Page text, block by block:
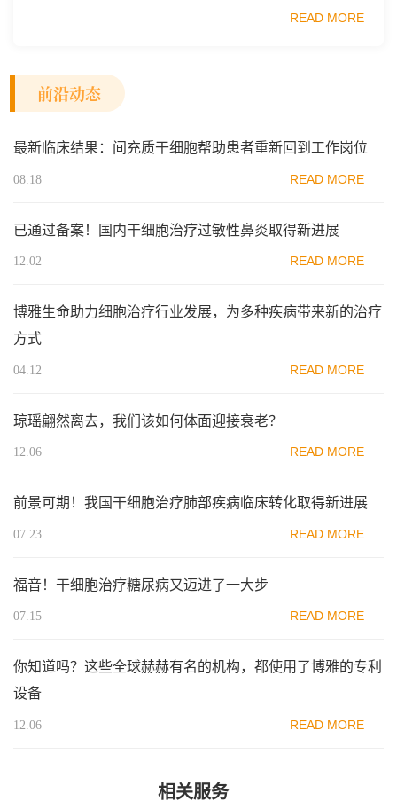
范区生物医药行业协会、瑞士日内瓦长寿科学...
READ MORE
前沿动态
最新临床结果：间充质干细胞帮助患者重新回到工作岗位
08.18 READ MORE
已通过备案！国内干细胞治疗过敏性鼻炎取得新进展
12.02 READ MORE
博雅生命助力细胞治疗行业发展，为多种疾病带来新的治疗
方式
04.12 READ MORE
琼瑶翩然离去，我们该如何体面迎接衰老？
12.06 READ MORE
前景可期！我国干细胞治疗肺部疾病临床转化取得新进展
07.23 READ MORE
福音！干细胞治疗糖尿病又迈进了一大步
07.15 READ MORE
你知道吗？这些全球赫赫有名的机构，都使用了博雅的专利
设备
12.06 READ MORE
相关服务